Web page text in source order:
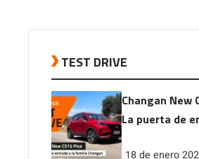
TEST DRIVE
Changan New
La puerta de
18 de enero